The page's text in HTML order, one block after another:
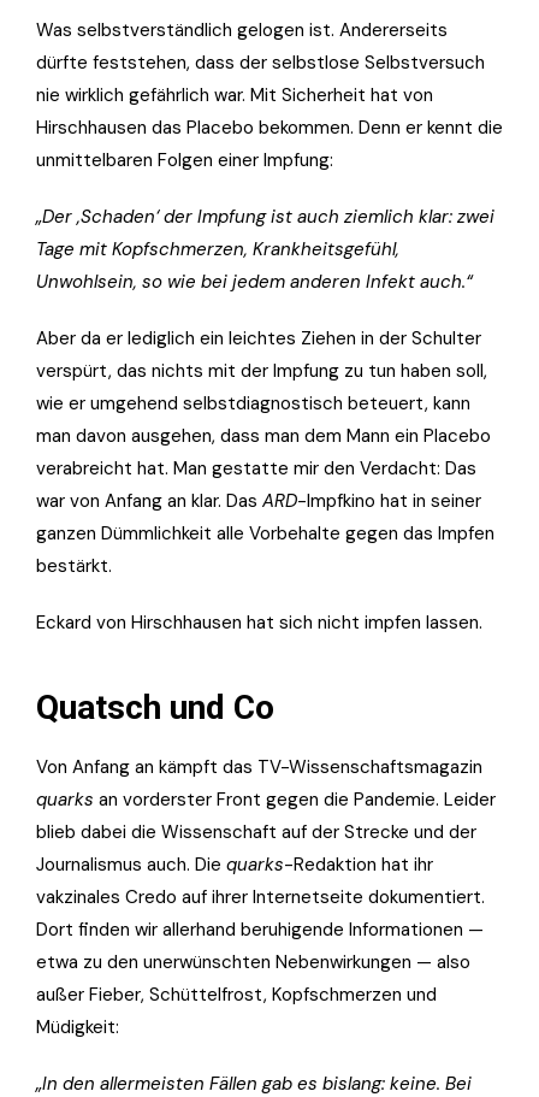
Was selbstverständlich gelogen ist. Andererseits
dürfte feststehen, dass der selbstlose Selbstversuch
nie wirklich gefährlich war. Mit Sicherheit hat von
Hirschhausen das Placebo bekommen. Denn er kennt die
unmittelbaren Folgen einer Impfung:
„Der ‚Schaden‘ der Impfung ist auch ziemlich klar: zwei
Tage mit Kopfschmerzen, Krankheitsgefühl,
Unwohlsein, so wie bei jedem anderen Infekt auch.“
Aber da er lediglich ein leichtes Ziehen in der Schulter
verspürt, das nichts mit der Impfung zu tun haben soll,
wie er umgehend selbstdiagnostisch beteuert, kann
man davon ausgehen, dass man dem Mann ein Placebo
verabreicht hat. Man gestatte mir den Verdacht: Das
war von Anfang an klar. Das ARD-Impfkino hat in seiner
ganzen Dümmlichkeit alle Vorbehalte gegen das Impfen
bestärkt.
Eckard von Hirschhausen hat sich nicht impfen lassen.
Quatsch und Co
Von Anfang an kämpft das TV-Wissenschaftsmagazin
quarks an vorderster Front gegen die Pandemie. Leider
blieb dabei die Wissenschaft auf der Strecke und der
Journalismus auch. Die quarks-Redaktion hat ihr
vakzinales Credo auf ihrer Internetseite dokumentiert.
Dort finden wir allerhand beruhigende Informationen —
etwa zu den unerwünschten Nebenwirkungen — also
außer Fieber, Schüttelfrost, Kopfschmerzen und
Müdigkeit:
„In den allermeisten Fällen gab es bislang: keine. Bei